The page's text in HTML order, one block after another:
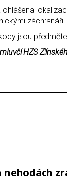
jsou
HZS
nehodách